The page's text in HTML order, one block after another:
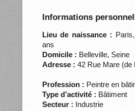
Informations
Lieu de naissance :
ans
Domicile : Belleville, Seine
Adresse : 42 Rue Mare (de
Profession : Peintre en
Type d’activité : Bâtiment
Secteur : Industrie